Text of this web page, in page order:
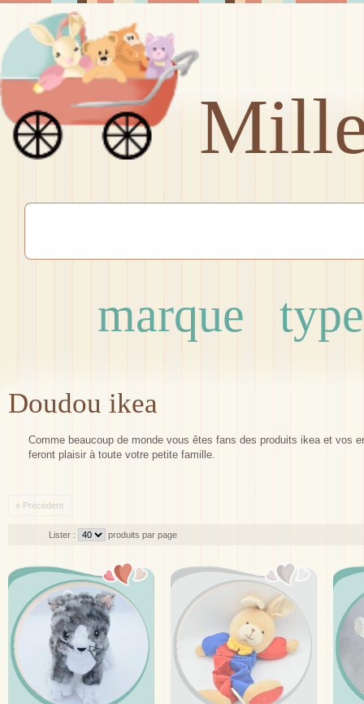
marque type
Doudou ikea
Comme beaucoup de monde vous êtes fans des produits ikea et vos
feront plaisir à toute votre petite famille.
« Précédent
Lister : produits par page